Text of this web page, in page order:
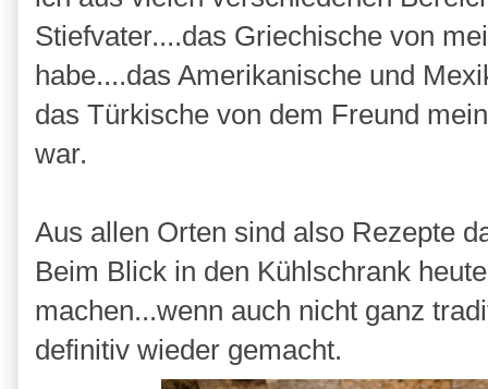
Stiefvater....das Griechische von
habe....das Amerikanische und
das Türkische von dem Freund
war.
Aus allen Orten sind also Rezepte
Beim Blick in den Kühlschrank
machen...wenn auch nicht ganz
definitiv wieder gemacht.